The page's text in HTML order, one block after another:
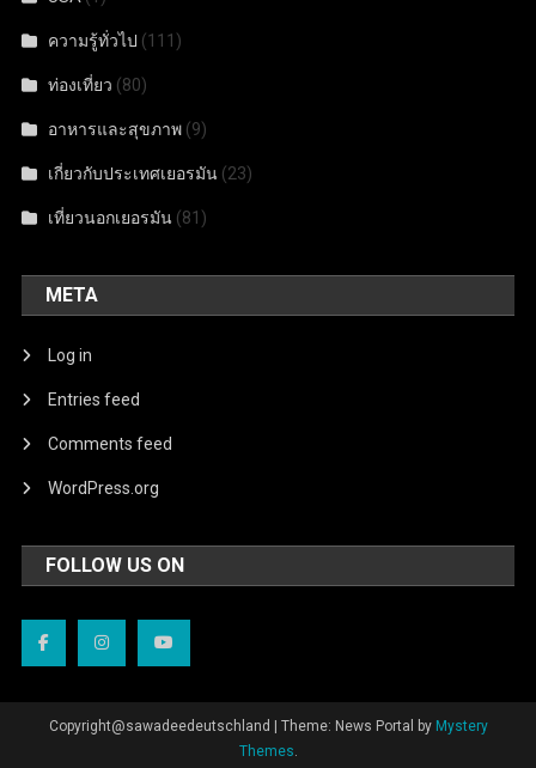
ความรู้ทั่วไป (111)
ท่องเที่ยว (80)
อาหารและสุขภาพ (9)
เกี่ยวกับประเทศเยอรมัน (23)
เที่ยวนอกเยอรมัน (81)
META
Log in
Entries feed
Comments feed
WordPress.org
FOLLOW US ON
Copyright@sawadeedeutschland | Theme: News Portal by Mystery
Themes